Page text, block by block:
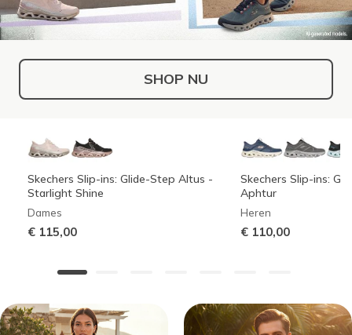
SHOP NU
Skechers Slip-ins: Glide-Step Altus -
Starlight Shine
Dames
€ 115,00
Skechers Slip-ins:
Aphtur
Heren
€ 110,00